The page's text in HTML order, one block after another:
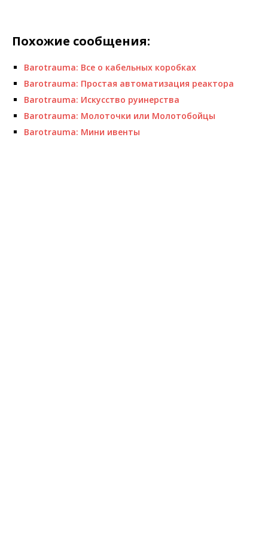
Похожие сообщения:
Barotrauma: Все о кабельных коробках
Barotrauma: Простая автоматизация реактора
Barotrauma: Искусство руинерства
Barotrauma: Молоточки или Молотобойцы
Barotrauma: Мини ивенты